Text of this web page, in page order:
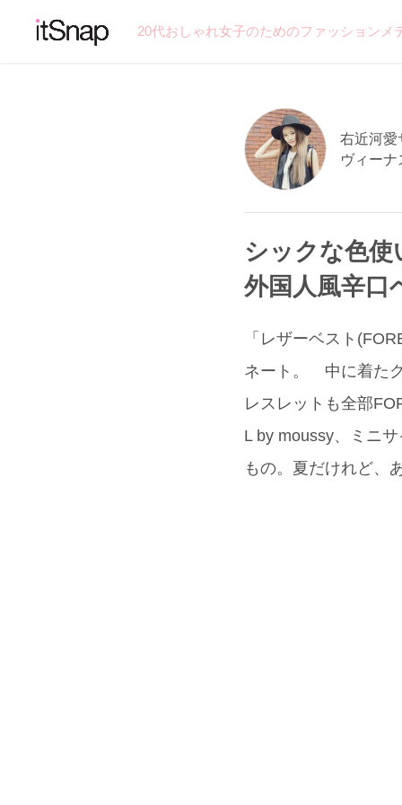
20代おしゃれ女子のためのファッション
右近河愛
ヴィー
シックな色
外国人風辛口
「レザーベスト
ネート。 中に着た
レスレットも全部
L by moussy、ミニ
もの。夏だけれど、